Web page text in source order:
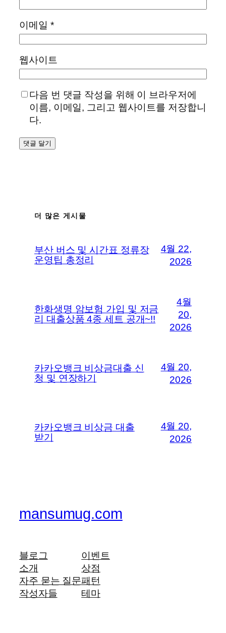
이메일 *
웹사이트
다음 번 댓글 작성을 위해 이 브라우저에
이름, 이메일, 그리고 웹사이트를 저장합니
다.
더 많은 게시물
부산 버스 및 시간표 정류장
운영팁 총정리
4월 22,
2026
한화생명 암보험 가입 및 저금
리 대출상품 4종 세트 공개~!!
4월
20,
2026
카카오뱅크 비상금대출 신
청 및 연장하기
4월 20,
2026
카카오뱅크 비상금 대출
받기
4월 20,
2026
mansumug.com
블로그
소개
자주 묻는 질문
작성자들
이벤트
상점
패턴
테마